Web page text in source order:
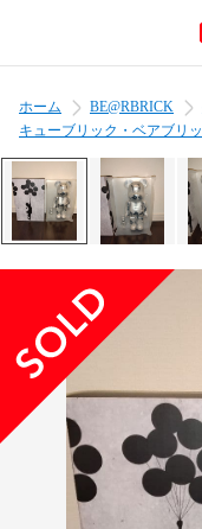
ホーム BE@RBRICK
キューブリック・ベアブリ